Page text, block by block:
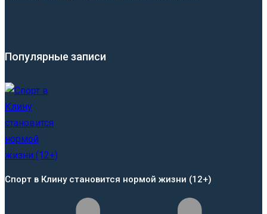
Популярные записи
Спорт в Клину становится нормой жизни (12+)